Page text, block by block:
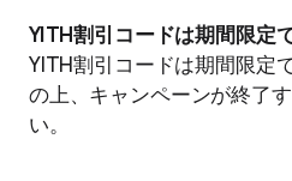
YITH割引コードは期間限定
YITH割引コードは期間限定
の上、キャンペーンが終了
い。